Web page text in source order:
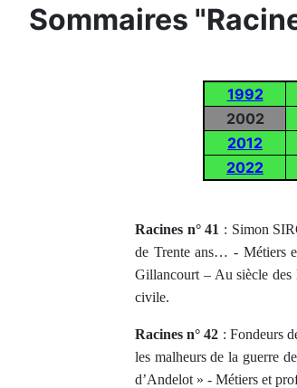
Sommaires
1992
2002
2012
2022
Racines n° 41 : Simon
de Trente ans… - Métiers
Gillancourt – Au siècle
civile.
Racines n° 42 : Fondeurs
les malheurs de la guerre
d’Andelot » - Métiers et